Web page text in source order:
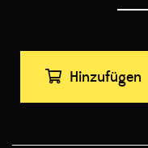
Hinzufügen